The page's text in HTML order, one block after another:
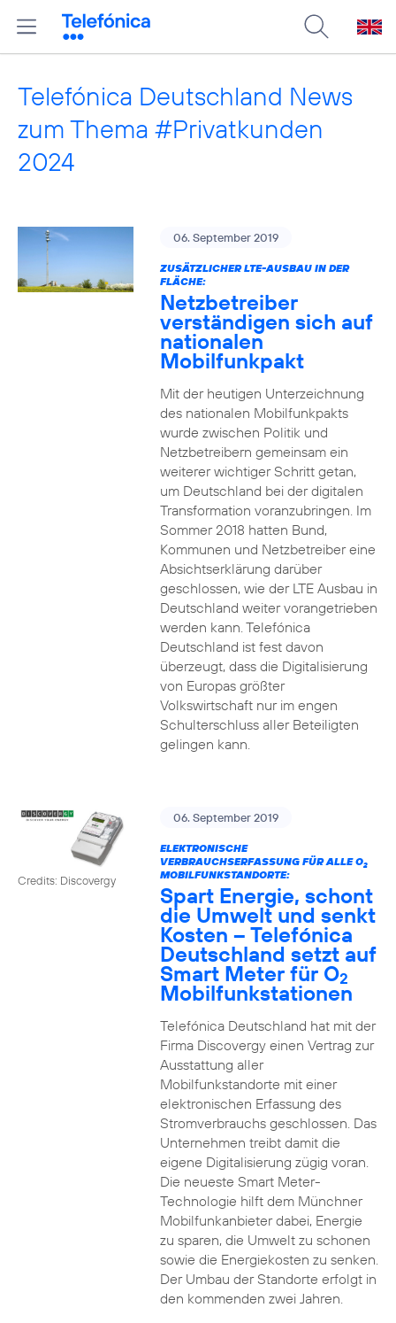
Telefónica Deutschland News
zum Thema #Privatkunden
2024
06. September 2019
ZUSÄTZLICHER LTE-AUSBAU IN DER
FLÄCHE:
Netzbetreiber
verständigen sich auf
nationalen
Mobilfunkpakt
Mit der heutigen Unterzeichnung
des nationalen Mobilfunkpakts
wurde zwischen Politik und
Netzbetreibern gemeinsam ein
weiterer wichtiger Schritt getan,
um Deutschland bei der digitalen
Transformation voranzubringen. Im
Sommer 2018 hatten Bund,
Kommunen und Netzbetreiber eine
Absichtserklärung darüber
geschlossen, wie der LTE Ausbau in
Deutschland weiter vorangetrieben
werden kann. Telefónica
Deutschland ist fest davon
überzeugt, dass die Digitalisierung
von Europas größter
Volkswirtschaft nur im engen
Schulterschluss aller Beteiligten
gelingen kann.
Credits: Discovergy
06. September 2019
ELEKTRONISCHE
VERBRAUCHSERFASSUNG FÜR ALLE O2
MOBILFUNKSTANDORTE:
Spart Energie, schont
die Umwelt und senkt
Kosten – Telefónica
Deutschland setzt auf
Smart Meter für O2
Mobilfunkstationen
Telefónica Deutschland hat mit der
Firma Discovergy einen Vertrag zur
Ausstattung aller
Mobilfunkstandorte mit einer
elektronischen Erfassung des
Stromverbrauchs geschlossen. Das
Unternehmen treibt damit die
eigene Digitalisierung zügig voran.
Die neueste Smart Meter-
Technologie hilft dem Münchner
Mobilfunkanbieter dabei, Energie
zu sparen, die Umwelt zu schonen
sowie die Energiekosten zu senken.
Der Umbau der Standorte erfolgt in
den kommenden zwei Jahren.